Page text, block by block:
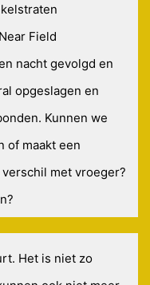
Field
nacht gevolgd en
opgeslagen en
Kunnen we
of maakt een
met vroeger?
Het is niet zo